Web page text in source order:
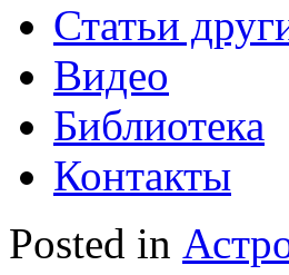
Статьи
Видео
Библиотека
Контакты
Posted in